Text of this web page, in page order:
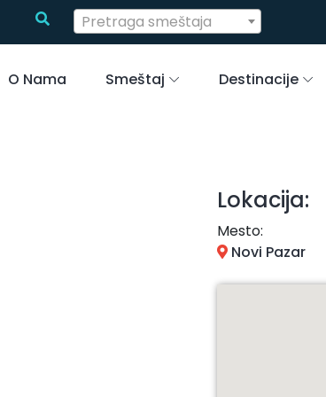
Pretraga smeštaja
O Nama Smeštaj Destinacije
Lokacija:
Mesto:
Novi Pazar